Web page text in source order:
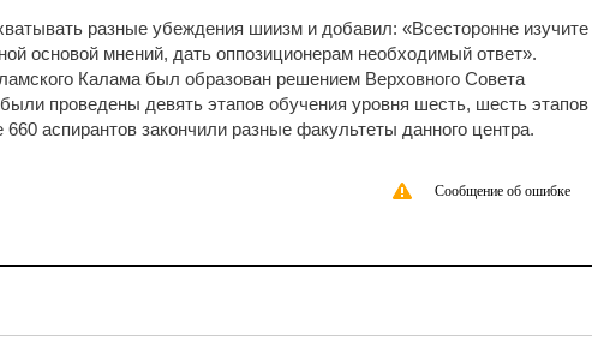
разные убеждения шиизм и добавил: «Всесторонне изучите
основой мнений, дать оппозиционерам необходимый ответ».
Калама был образован решением Верховного Совета
проведены девять этапов обучения уровня шесть, шесть этапов
аспирантов закончили разные факультеты данного центра.
Сообщение об ошибке